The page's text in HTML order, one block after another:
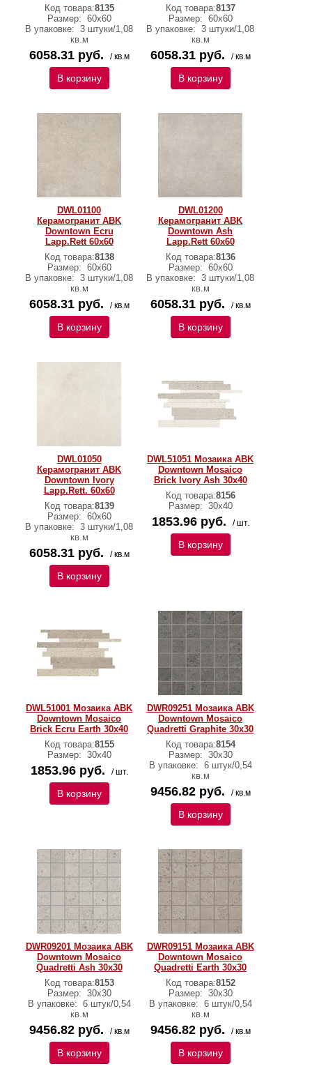
Код товара:8135
Размер: 60х60
В упаковке: 3 штуки/1,08
кв.м
6058.31 руб. / кв.м
В корзину
Код товара:8137
Размер: 60х60
В упаковке: 3 штуки/1,08
кв.м
6058.31 руб. / кв.м
В корзину
DWL01100
Керамогранит ABK
Downtown Ecru
Lapp.Rett 60х60
Код товара:8138
Размер: 60х60
В упаковке: 3 штуки/1,08
кв.м
6058.31 руб. / кв.м
В корзину
DWL01200
Керамогранит ABK
Downtown Ash
Lapp.Rett 60х60
Код товара:8136
Размер: 60х60
В упаковке: 3 штуки/1,08
кв.м
6058.31 руб. / кв.м
В корзину
DWL01050
Керамогранит ABK
Downtown Ivory
Lapp.Rett. 60х60
Код товара:8139
Размер: 60х60
В упаковке: 3 штуки/1,08
кв.м
6058.31 руб. / кв.м
В корзину
DWL51051 Мозаика ABK
Downtown Mosaico
Brick Ivory Ash 30х40
Код товара:8156
Размер: 30х40
1853.96 руб. / шт.
В корзину
DWL51001 Мозаика ABK
Downtown Mosaico
Brick Ecru Earth 30х40
Код товара:8155
Размер: 30х40
1853.96 руб. / шт.
В корзину
DWR09251 Мозаика ABK
Downtown Mosaico
Quadretti Graphite 30х30
Код товара:8154
Размер: 30х30
В упаковке: 6 штук/0,54
кв.м
9456.82 руб. / кв.м
В корзину
DWR09201 Мозаика ABK
Downtown Mosaico
Quadretti Ash 30х30
Код товара:8153
Размер: 30х30
В упаковке: 6 штук/0,54
кв.м
9456.82 руб. / кв.м
В корзину
DWR09151 Мозаика ABK
Downtown Mosaico
Quadretti Earth 30х30
Код товара:8152
Размер: 30х30
В упаковке: 6 штук/0,54
кв.м
9456.82 руб. / кв.м
В корзину